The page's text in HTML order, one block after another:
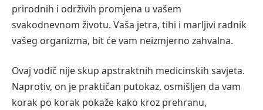
prirodnih i održivih promjena u vašem
svakodnevnom životu. Vaša jetra, tihi i marljivi radnik
vašeg organizma, bit će vam neizmjerno zahvalna.
Ovaj vodič nije skup apstraktnih medicinskih savjeta.
Naprotiv, on je praktičan putokaz, osmišljen da vam
korak po korak pokaže kako kroz prehranu,